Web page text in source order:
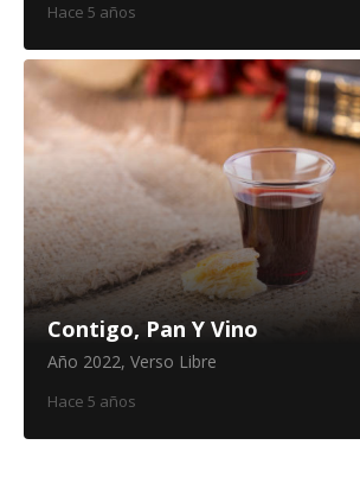
Hace 5 años
Contigo, Pan Y Vino
Año 2022, Verso Libre
Hace 5 años